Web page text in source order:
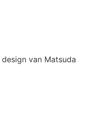
van Matsuda